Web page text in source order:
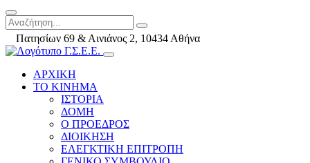
Πατησίων 69 & Αινιάνος 2, 10434 Αθήνα
ΑΡΧΙΚΗ
ΤΟ ΚΙΝΗΜΑ
ΙΣΤΟΡΙΑ
ΔΟΜΗ
Ο ΠΡΟΕΔΡΟΣ
ΔΙΟΙΚΗΣΗ
ΕΛΕΓΚΤΙΚΗ ΕΠΙΤΡΟΠΗ